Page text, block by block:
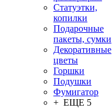
Статуэтки,
копилки
Подарочные
пакеты, сумки
Декоративные
цветы
Горшки
Подушки
Фумигатор
+ ЕЩЕ 5